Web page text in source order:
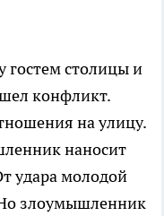
гостем столицы и
конфликт.
на улицу.
наносит
удара молодой
злоумышленник